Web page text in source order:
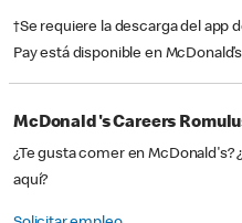
†Se requiere la descarga del app
Pay está disponible en
McDonald's Careers
¿Te gusta comer en McDonald's?
aquí?